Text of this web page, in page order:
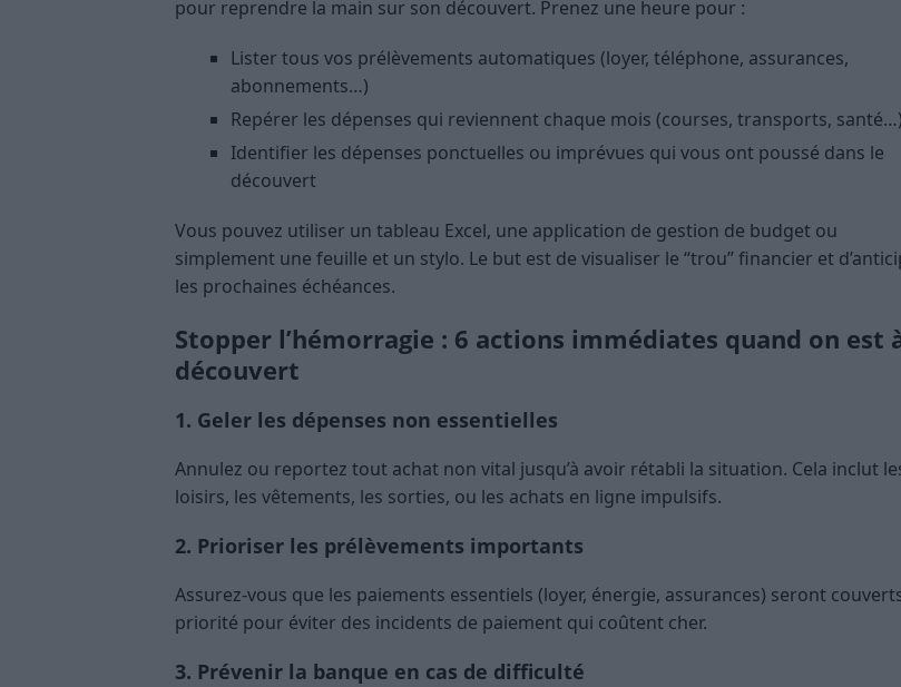
pour reprendre la main sur son découvert. Prenez une heure pour :
Lister tous vos prélèvements automatiques (loyer, téléphone, assurances,
abonnements…)
Repérer les dépenses qui reviennent chaque mois (courses, transports, santé…)
Identifier les dépenses ponctuelles ou imprévues qui vous ont poussé dans le
découvert
Vous pouvez utiliser un tableau Excel, une application de gestion de budget ou
simplement une feuille et un stylo. Le but est de visualiser le “trou” financier et
les prochaines échéances.
Stopper l’hémorragie : 6 actions immédiates quand on est
découvert
1. Geler les dépenses non essentielles
Annulez ou reportez tout achat non vital jusqu’à avoir rétabli la situation. Cela inclut
loisirs, les vêtements, les sorties, ou les achats en ligne impulsifs.
2. Prioriser les prélèvements importants
Assurez-vous que les paiements essentiels (loyer, énergie, assurances) seront
priorité pour éviter des incidents de paiement qui coûtent cher.
3. Prévenir la banque en cas de difficulté